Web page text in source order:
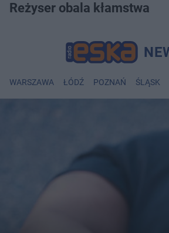
Reżyser obala kłamstwa
WARSZAWA ŁÓDŹ POZNAŃ ŚLĄSK